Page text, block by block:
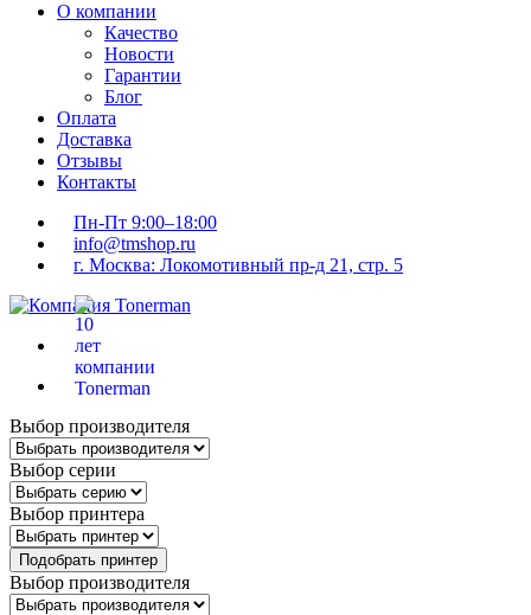
О компании
Качество
Новости
Гарантии
Блог
Оплата
Доставка
Отзывы
Контакты
Пн-Пт 9:00–18:00
info@tmshop.ru
г. Москва: Локомотивный пр-д 21, стр. 5
Выбор производителя
Выбор серии
Выбор принтера
Подобрать принтер
Выбор производителя